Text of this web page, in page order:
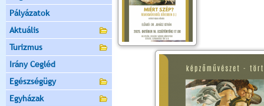
Pályázatok
Aktuális
Turizmus
Irány Cegléd
Egészségügy
Egyházak